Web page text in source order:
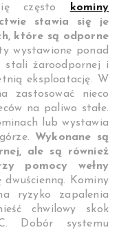
często
kominy
stawia się je
które są odporne
wystawione ponad
stali żaroodpornej i
eksploatację. W
zastosować nieco
na paliwo stałe.
lub wystawia
Wykonane są
ale są również
pomocy wełny
dwuścienną. Kominy
ryzyko zapalenia
chwilowy skok
Dobór systemu